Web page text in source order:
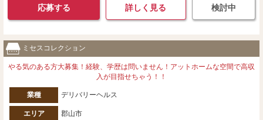
応募する 詳しく見る 検討中
ミセスコレクション
やる気のある方大募集！経験、学歴は問いません！アットホームな空間で高収
入が目指せちゃう！！
業種 デリバリーヘルス
エリア 郡山市